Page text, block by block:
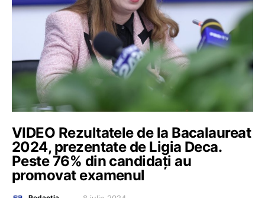
VIDEO Rezultatele de la Bacalaureat
2024, prezentate de Ligia Deca.
Peste 76% din candidați au
promovat examenul